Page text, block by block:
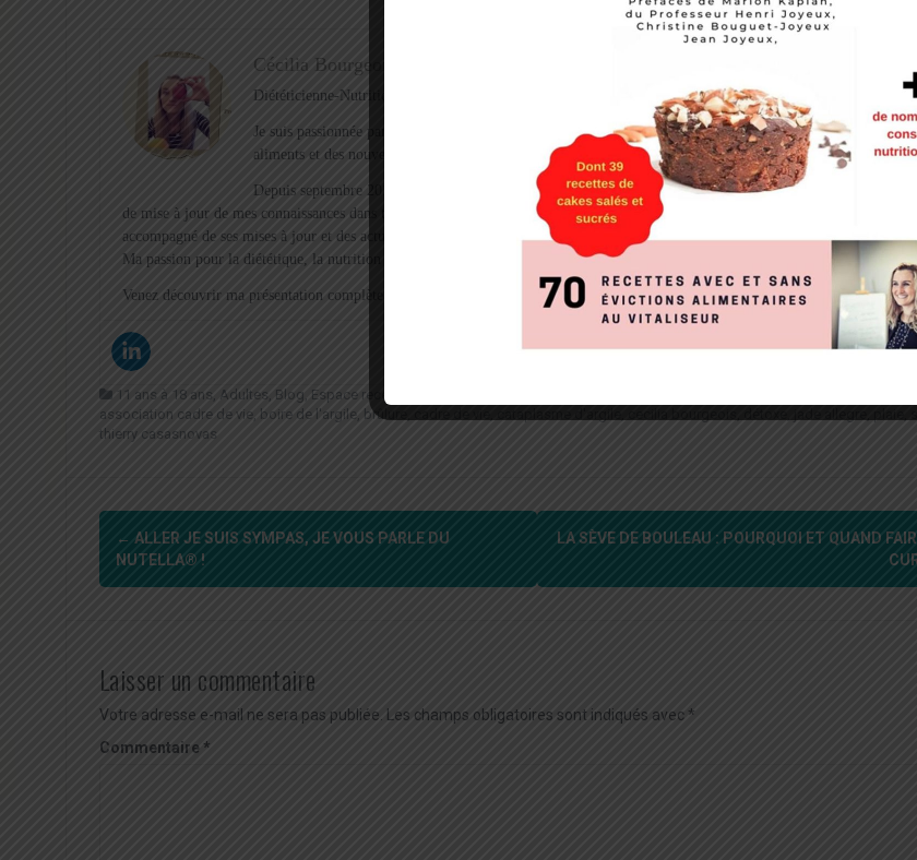
Cécilia Bourgeois
Diététicienne-Nutritionniste depuis 16 ans.
Je suis passionnée par la nutrition, la physiologie et son fonctionnement et par la découverte des nouveaux
aliments et des nouvelles recettes !
Depuis septembre 2015, après la découverte d’une hypersensibilité au gluten, j’ai commencé un long
de mise à jour de mes connaissances dans tous ses domaines et je vous partage aujourd’hui tout mon « archivage cérébral »
accompagné de ses mises à jour et des actualités que je sélectionne judicieusement pour vous.
Ma passion pour la diététique, la nutrition et l’hygiène de vie saine sont en perpétuel évolution et l’aventure ne fait que
Venez découvrir ma présentation complète et mes motivations dans l’onglet : A propos – Mot de la Présidente.
11 ans à 18 ans , Adultes, Blog Espace recettes
association cadre de vie, boire de l'argile, brûlure
thierry casasnovas
Navigation
d'article
← ALLER JE SUIS SYMPAS, JE VOUS PARLE DU
NUTELLA® !
LA SÈVE DE BOULEAU : POURQUOI ET QUAND
Laisser un commentaire
Votre adresse e-mail ne sera pas publiée. Les champs obligatoires sont indiqués avec*
Commentaire *